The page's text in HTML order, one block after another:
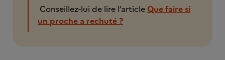
Conseillez-lui de lire l’articleQue faire si
un proche a rechuté ?